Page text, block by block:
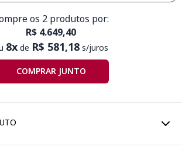
os 2 produtos por:
R$ 4.649,40
8x de R$ 581,18 s/juros
COMPRAR JUNTO